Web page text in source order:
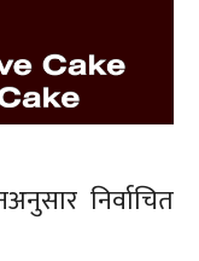
निर्वाचित